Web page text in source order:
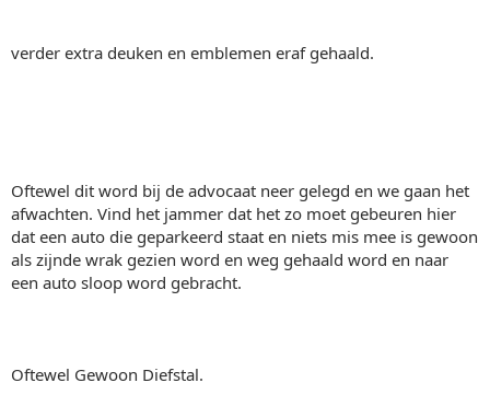
verder extra deuken en emblemen eraf gehaald.
Oftewel dit word bij de advocaat neer gelegd en we gaan het
afwachten. Vind het jammer dat het zo moet gebeuren hier
dat een auto die geparkeerd staat en niets mis mee is gewoon
als zijnde wrak gezien word en weg gehaald word en naar
een auto sloop word gebracht.
Oftewel Gewoon Diefstal.